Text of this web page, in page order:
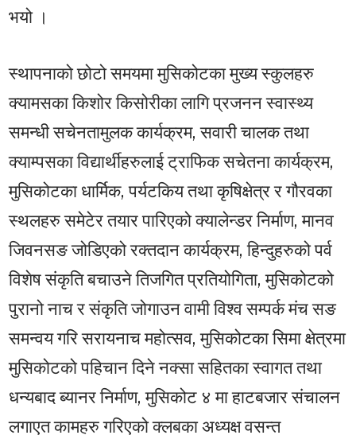
भयो ।
स्थापनाको छोटो समयमा मुसिकोटका मुख्य स्कुलहरु
क्यामसका किशोर किसोरीका लागि प्रजनन स्वास्थ्य
समन्धी सचेनतामुलक कार्यक्रम, सवारी चालक तथा
क्याम्पसका विद्यार्थीहरुलाई ट्राफिक सचेतना कार्यक्रम,
मुसिकोटका धार्मिक, पर्यटकिय तथा कृषिक्षेत्र र गौरवका
स्थलहरु समेटेर तयार पारिएको क्यालेन्डर निर्माण, मानव
जिवनसङ जोडिएको रक्तदान कार्यक्रम, हिन्दुहरुको पर्व
विशेष संकृति बचाउने तिजगित प्रतियोगिता, मुसिकोटको
पुरानो नाच र संकृति जोगाउन वामी विश्व सम्पर्क मंच सङ
समन्वय गरि सरायनाच महोत्सव, मुसिकोटका सिमा क्षेत्रमा
मुसिकोटको पहिचान दिने नक्सा सहितका स्वागत तथा
धन्यबाद ब्यानर निर्माण, मुसिकोट ४ मा हाटबजार संचालन
लगाएत कामहरु गरिएको क्लबका अध्यक्ष वसन्त